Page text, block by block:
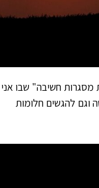
חשיבה" שבו
וגם להגשים חלומות